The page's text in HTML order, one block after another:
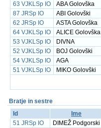
63 VJKLSp IO
ABA Golovška
87 JRSp IO
ABI Golovški
62 JRSp IO
ASTA Golovška
64 VJKLSp IO
ALICE Golovška
53 VJKLSp IO
DIVNA
52 VJKLSp IO
BOJ Golovški
54 VJKLSp IO
AGA
51 VJKLSp IO
MIKO Golovški
Bratje in sestre
Id
Ime
51 JRSp IO
DIMEŽ Podgorski